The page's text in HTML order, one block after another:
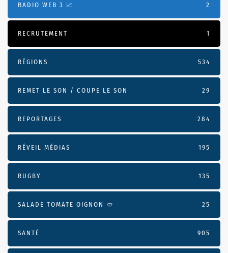
RADIO WEB 3 📈 2
RECRUTEMENT 1
RÉGIONS 534
REMET LE SON / COUPE LE SON 29
REPORTAGES 284
RÉVEIL MÉDIAS 195
RUGBY 135
SALADE TOMATE OIGNON 🥙 25
SANTÉ 905